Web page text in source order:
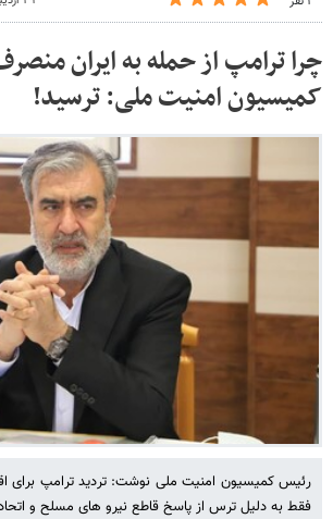
چرا ترامپ از حمله به ایران
کمیسیون امنیت ملی: ترسید!
رئیس کمیسیون امنیت ملی نوشت: تردید ترامپ برای
فقط به دلیل ترس از پاسخ قاطع نیرو های مسلح و